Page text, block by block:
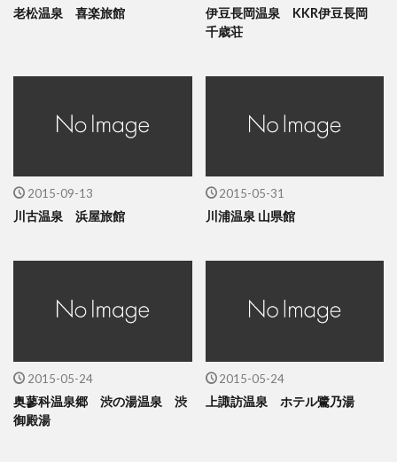
老松温泉 喜楽旅館
伊豆長岡温泉 KKR伊豆長岡
千歳荘
2015-09-13
川古温泉 浜屋旅館
2015-05-31
川浦温泉 山県館
2015-05-24
奥蓼科温泉郷 渋の湯温泉 渋
御殿湯
2015-05-24
上諏訪温泉 ホテル鷺乃湯